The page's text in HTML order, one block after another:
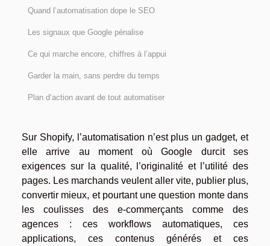
Quand l’automatisation dope le SEO
Les signaux que Google pénalise
Ce qui marche encore, chiffres à l’appui
Garder la main, sans perdre du temps
Plan d’action avant de tout automatiser
Sur Shopify, l’automatisation n’est plus un gadget, et
elle arrive au moment où Google durcit ses
exigences sur la qualité, l’originalité et l’utilité des
pages. Les marchands veulent aller vite, publier plus,
convertir mieux, et pourtant une question monte dans
les coulisses des e-commerçants comme des
agences : ces workflows automatiques, ces
applications, ces contenus générés et ces